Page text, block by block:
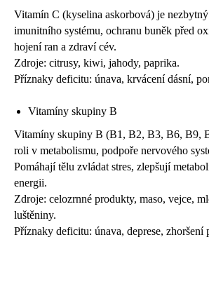
Vitamín C (kyselina askorbová) je
imunitního systému, ochranu buněk před
hojení ran a zdraví cév.
Zdroje: citrusy, kiwi, jahody, paprika.
Příznaky deficitu: únava, krvácení dásní,
Vitamíny skupiny B
Vitamíny skupiny B (B1, B2, B3, B6, B9,
roli v metabolismu, podpoře nervového
Pomáhají tělu zvládat stres, zlepšují
energii.
Zdroje: celozrnné produkty, maso, vejce,
luštěniny.
Příznaky deficitu: únava, deprese, zhoršení